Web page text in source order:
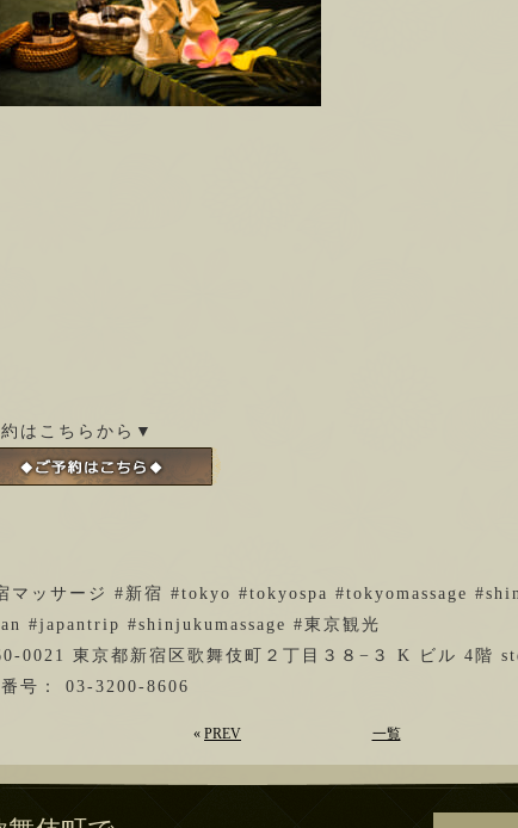
はこちらから▼
マッサージ #新宿 #tokyo #tokyospa #tokyomassage
#japantrip #shinjukumassage #東京観光
0021 東京都新宿区歌舞伎町２丁目３８−３ K ビル 4階
号： 03-3200-8606
« PREV 一覧